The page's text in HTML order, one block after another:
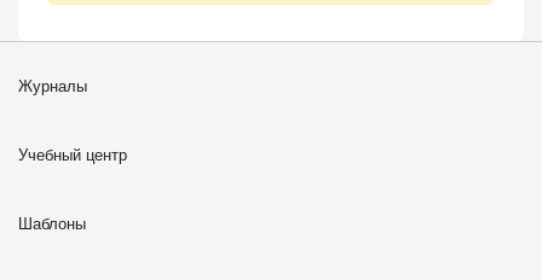
Журналы
Учебный центр
Шаблоны